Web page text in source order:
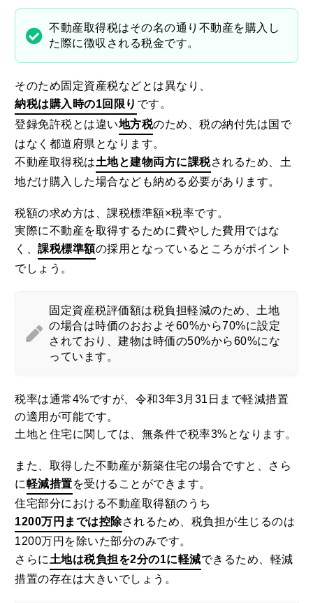
不動産取得税はその名の通り不動産を購入し
た際に徴収される税金です。
そのため固定資産税などとは異なり、
納税は購入時の1回限り です。
登録免許税とは違い地方税のため、税の納付先は国で
はなく都道府県となります。
不動産取得税は土地と建物両方に課税されるため、土
地だけ購入した場合なども納める必要があります。
税額の求め方は、課税標準額×税率です。
実際に不動産を取得するために費やした費用ではな
く、課税標準額の採用となっているところがポイント
でしょう。
固定資産税評価額は税負担軽減のため、土地
の場合は時価のおおよそ60%から70%に設定
されており、建物は時価の50%から60%にな
っています。
税率は通常4%ですが、令和3年3月31日まで軽減措置
の適用が可能です。
土地と住宅に関しては、無条件で税率3%となります。
また、取得した不動産が新築住宅の場合ですと、さら
に軽減措置を受けることができます。
住宅部分における不動産取得額のうち
1200万円までは控除されるため、税負担が生じるのは
1200万円を除いた部分のみです。
さらに 土地は税負担を2分の1に軽減できるため、軽減
措置の存在は大きいでしょう。